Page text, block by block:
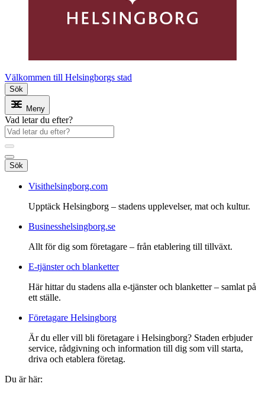
Välkommen till Helsingborgs stad
Sök
Meny
Vad letar du efter?
Sök
Visithelsingborg.com
Upptäck Helsingborg – stadens upplevelser, mat och kultur.
Businesshelsingborg.se
Allt för dig som företagare – från etablering till tillväxt.
E-tjänster och blanketter
Här hittar du stadens alla e-tjänster och blanketter – samlat på
ett ställe.
Företagare Helsingborg
Är du eller vill bli företagare i Helsingborg? Staden erbjuder
service, rådgivning och information till dig som vill starta,
driva och etablera företag.
Du är här: